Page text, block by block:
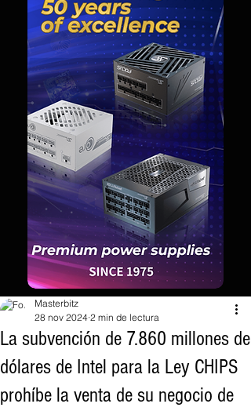
La subvención de 7.860 millones de
dólares de Intel para la Ley CHIPS
prohíbe la venta de su negocio de
Masterbitz
28 nov 2024 2 min de lectura